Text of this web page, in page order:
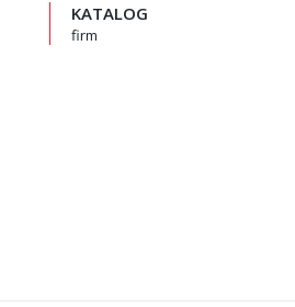
KATALOG
firm